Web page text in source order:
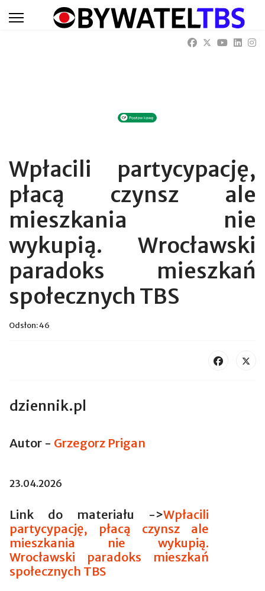
Wpłacili partycypację,
płacą czynsz ale
mieszkania nie
wykupią. Wrocławski
paradoks mieszkań
społecznych TBS
Odsłon: 46
dziennik.pl
Autor - Grzegorz Prigan
23.04.2026
Link do materiału ->Wpłacili
partycypację, płacą czynsz ale
mieszkania nie wykupią.
Wrocławski paradoks mieszkań
społecznych TBS